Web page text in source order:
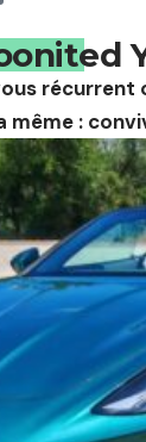
récurrent
même :